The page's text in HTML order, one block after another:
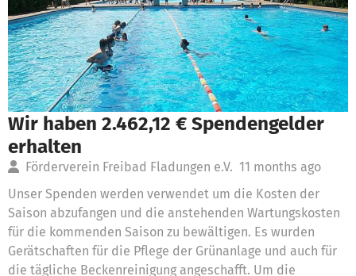
Wir haben 2.462,12 € Spendengelder
erhalten
Förderverein Freibad Fladungen e.V. 11 months ago
Unser Spenden werden verwendet um die Kosten der
Saison abzufangen und die anstehenden Wartungskosten
für die kommenden Saison zu bewältigen. Es wurden
Gerätschaften für die Pflege der Grünanlage und auch für
die tägliche Beckenreinigung angeschafft. Um die